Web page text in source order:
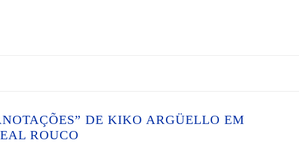
DE KIKO ARGÜELLO EM
ROUCO